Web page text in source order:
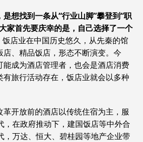
想找到一条从“行业山脚”攀登到“职
家首先要庆幸的是，自己选择了一个
饭店业在中国历史悠久，从先秦的馆
、精品饭店，形态不断演变。今
能成为酒店管理者，也会是酒店消费
旅行活动存在，饭店业就会以多种
开放前的酒店以传统住宿为主，服
，在政府推动下，建国饭店等中外合
，万达、恒大、碧桂园等地产企业带